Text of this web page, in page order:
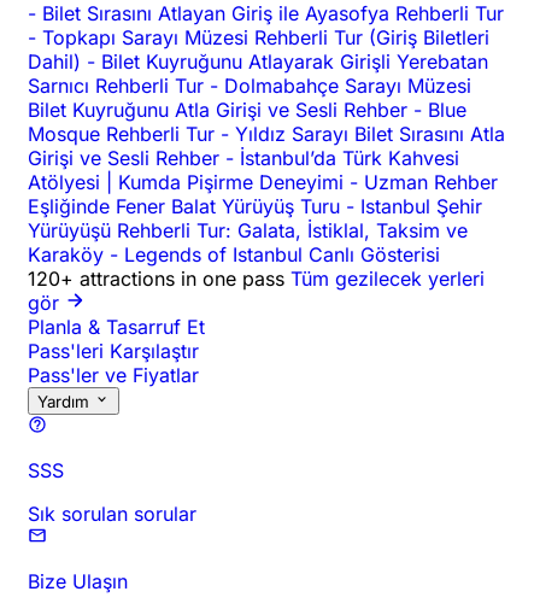
- Bilet Sırasını Atlayan Giriş ile Ayasofya Rehberli Tur
- Topkapı Sarayı Müzesi Rehberli Tur (Giriş Biletleri
Dahil) - Bilet Kuyruğunu Atlayarak Girişli Yerebatan
Sarnıcı Rehberli Tur - Dolmabahçe Sarayı Müzesi
Bilet Kuyruğunu Atla Girişi ve Sesli Rehber - Blue
Mosque Rehberli Tur - Yıldız Sarayı Bilet Sırasını Atla
Girişi ve Sesli Rehber - İstanbul’da Türk Kahvesi
Atölyesi | Kumda Pişirme Deneyimi - Uzman Rehber
Eşliğinde Fener Balat Yürüyüş Turu - Istanbul Şehir
Yürüyüşü Rehberli Tur: Galata, İstiklal, Taksim ve
Karaköy - Legends of Istanbul Canlı Gösterisi
120+ attractions in one pass Tüm gezilecek yerleri
gör
Planla & Tasarruf Et
Pass'leri Karşılaştır
Pass'ler ve Fiyatlar
Yardım
SSS
Sık sorulan sorular
Bize Ulaşın